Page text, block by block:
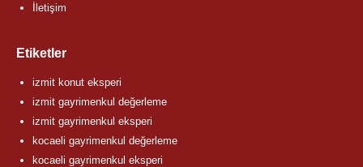
İletişim
Etiketler
izmit konut eksperi
izmit gayrimenkul değerleme
izmit gayrimenkul eksperi
kocaeli gayrimenkul değerleme
kocaeli gayrimenkul eksperi